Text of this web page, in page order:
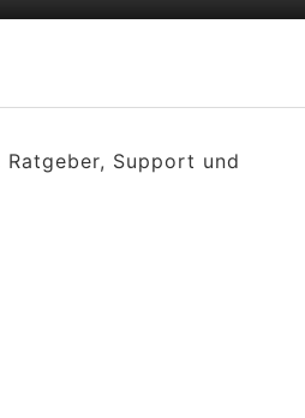
Support und